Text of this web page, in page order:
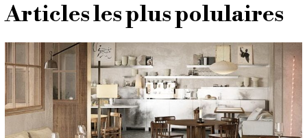
Articles les plus polulaires